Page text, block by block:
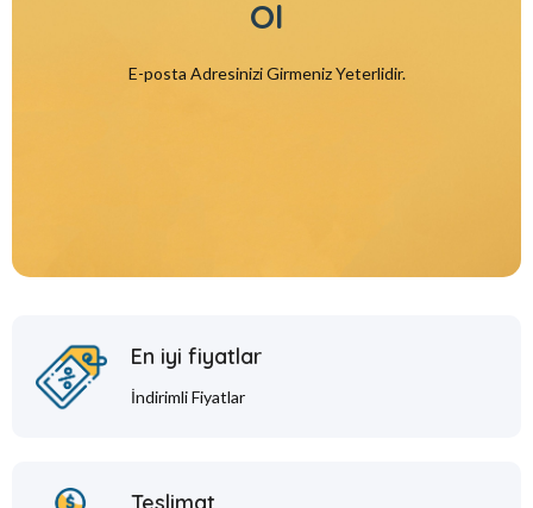
Ol
E-posta Adresinizi Girmeniz Yeterlidir.
En iyi fiyatlar
İndirimli Fiyatlar